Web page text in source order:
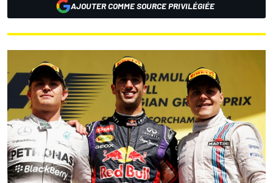
AJOUTER COMME SOURCE PRIVILÉGIÉE